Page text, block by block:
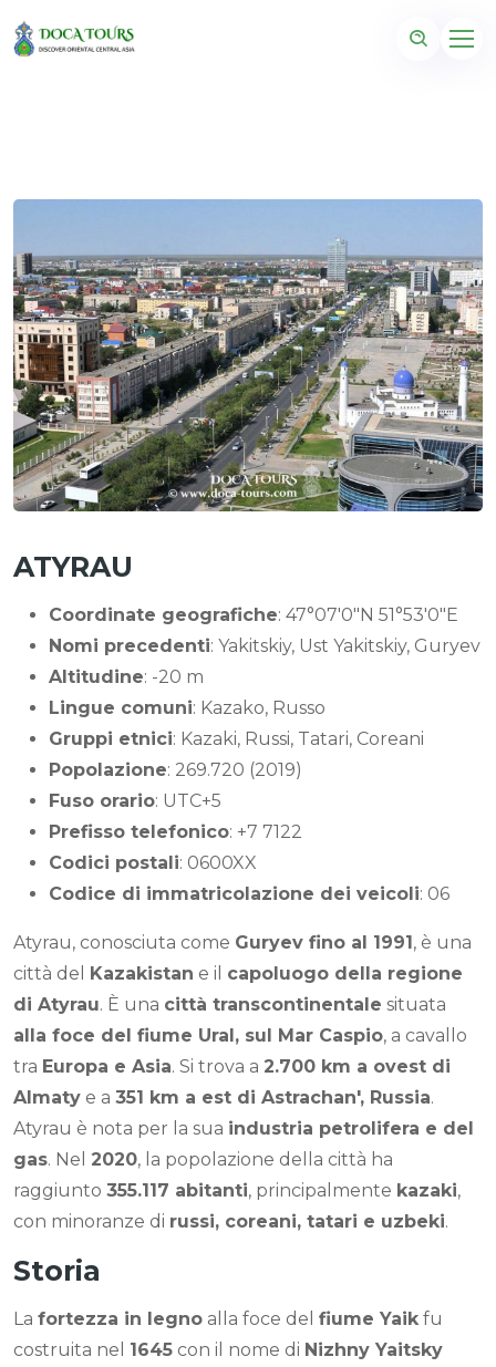
ATYRAU
Coordinate geografiche: 47°07′0″N 51°53′0″E
Nomi precedenti: Yakitskiy, Ust Yakitskiy, Guryev
Altitudine: -20 m
Lingue comuni: Kazako, Russo
Gruppi etnici: Kazaki, Russi, Tatari, Coreani
Popolazione: 269.720 (2019)
Fuso orario: UTC+5
Prefisso telefonico: +7 7122
Codici postali: 0600XX
Codice di immatricolazione dei veicoli: 06
Atyrau, conosciuta come Guryev fino al 1991 , è una
città del
Kazakistan e il capoluogo della regione
di Atyrau. È una città transcontinentale situata
alla foce del fiume Ural, sul Mar Caspio, a cavallo
tra Europa e Asia. Si trova a 2.700 km a ovest di
Almaty e a 351 km a est di Astrachan', Russia.
Atyrau è nota per la sua industria petrolifera e del
gas. Nel 2020, la popolazione della città ha
raggiunto 355.117 abitanti, principalmente kazaki,
con minoranze di russi, coreani, tatari e uzbeki.
Storia
La fortezza in legno alla foce del fiume Yaikfu
costruita nel 1645 con il nome di Nizhny Yaitsky